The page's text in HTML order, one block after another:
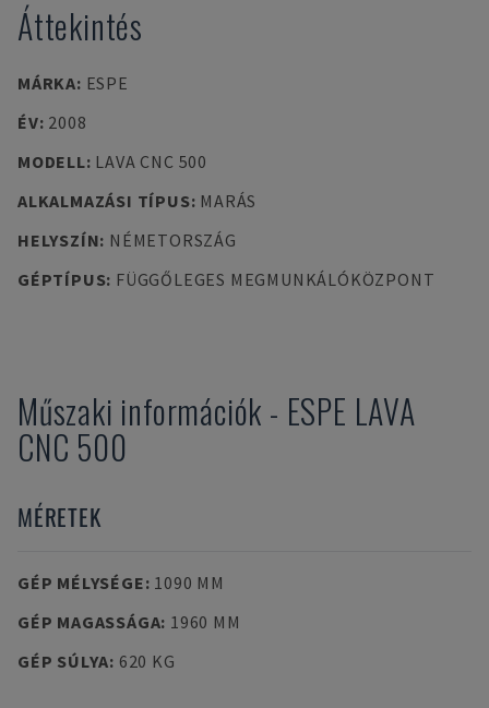
Áttekintés
MÁRKA: ESPE
ÉV: 2008
MODELL: LAVA CNC 500
ALKALMAZÁSI TÍPUS: MARÁS
HELYSZÍN: NÉMETORSZÁG
GÉPTÍPUS: FÜGGŐLEGES MEGMUNKÁLÓKÖZPONT
Műszaki információk - ESPE LAVA
CNC 500
MÉRETEK
GÉP MÉLYSÉGE: 1090 MM
GÉP MAGASSÁGA: 1960 MM
GÉP SÚLYA: 620 KG